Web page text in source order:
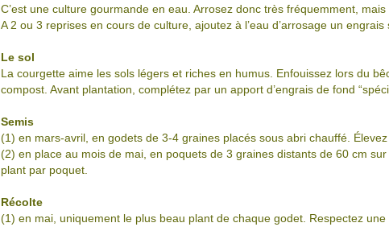
C’est une culture gourmande en eau. Arrosez donc très fréquemment,
A 2 ou 3 reprises en cours de culture, ajoutez à l’eau d’arrosage un engrais
Le sol
La courgette aime les sols légers et riches en humus. Enfouissez lors du
compost. Avant plantation, complétez par un apport d’engrais de fond
Semis
(1) en mars-avril, en godets de 3-4 graines placés sous abri chauffé.
(2) en place au mois de mai, en poquets de 3 graines distants de 60 cm
plant par poquet.
Récolte
(1) en mai, uniquement le plus beau plant de chaque godet. Respectez